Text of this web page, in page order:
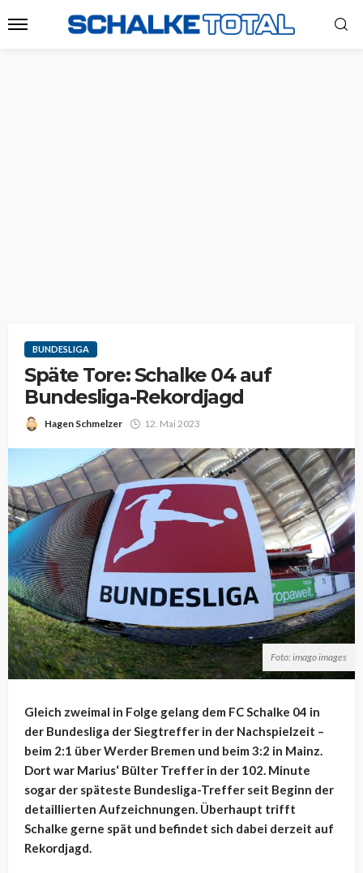
BUNDESLIGA
Späte Tore: Schalke 04 auf
Bundesliga-Rekordjagd
Hagen Schmelzer 12. Mai 2023
Foto: imago images
Gleich zweimal in Folge gelang dem FC Schalke 04 in
der Bundesliga der Siegtreffer in der Nachspielzeit –
beim 2:1 über Werder Bremen und beim 3:2 in Mainz.
Dort war Marius‘ Bülter Treffer in der 102. Minute
sogar der späteste Bundesliga-Treffer seit Beginn der
detaillierten Aufzeichnungen. Überhaupt trifft
Schalke gerne spät und befindet sich dabei derzeit auf
Rekordjagd.